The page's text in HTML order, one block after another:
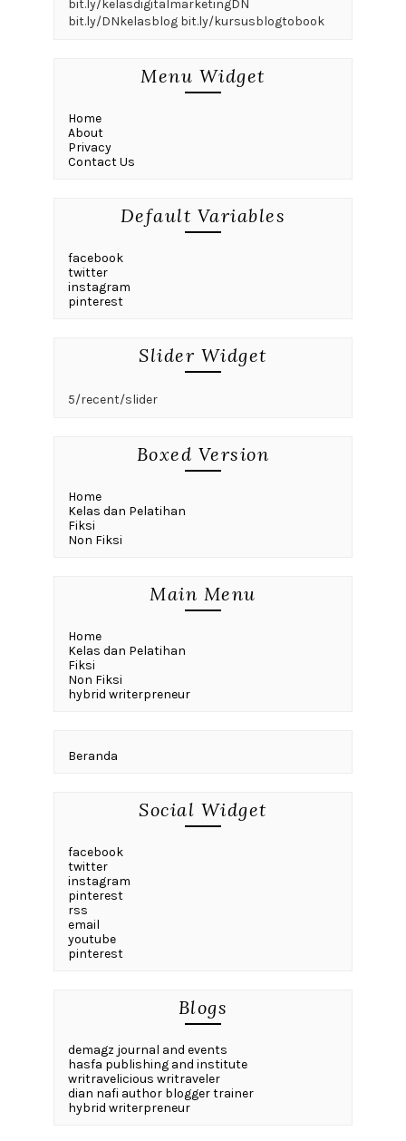
bit.ly/kelasdigitalmarketingDN
bit.ly/DNkelasblog bit.ly/kursusblogtobook
Menu Widget
Home
About
Privacy
Contact Us
Default Variables
facebook
twitter
instagram
pinterest
Slider Widget
5/recent/slider
Boxed Version
Home
Kelas dan Pelatihan
Fiksi
Non Fiksi
Main Menu
Home
Kelas dan Pelatihan
Fiksi
Non Fiksi
hybrid writerpreneur
Beranda
Social Widget
facebook
twitter
instagram
pinterest
rss
email
youtube
pinterest
Blogs
demagz journal and events
hasfa publishing and institute
writravelicious writraveler
dian nafi author blogger trainer
hybrid writerpreneur